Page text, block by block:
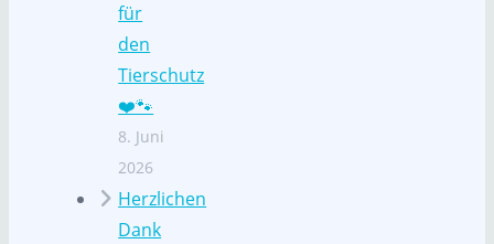
für
den
Tierschutz
❤️🐾
8. Juni
2026
Herzlichen
Dank